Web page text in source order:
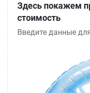
Здесь покажем
стоимость
Введите данные